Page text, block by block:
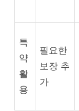
특
약
활
용
필요한
보장 추
가